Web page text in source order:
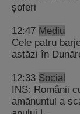
șoferi
12:47 Mediu
Cele patru
astăzi în
12:33 Social
INS: Românii
amănuntul a